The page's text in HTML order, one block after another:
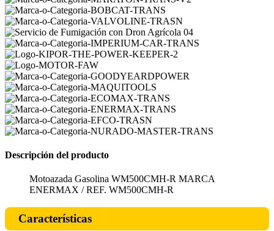
Descripción del producto
Motoazada Gasolina WM500CMH-R MARCA
ENERMAX / REF. WM500CMH-R
Características